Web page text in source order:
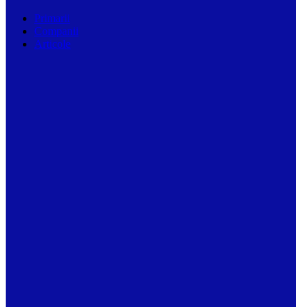
Primarii
Companii
Articole